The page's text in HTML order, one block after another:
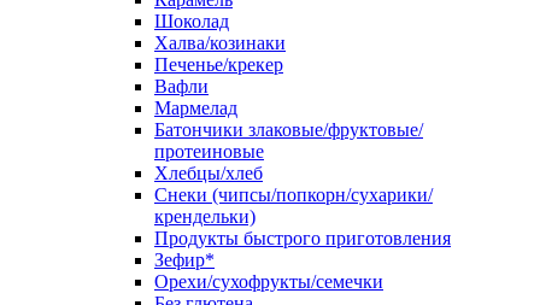
Шоколад
Халва/козинаки
Печенье/крекер
Вафли
Мармелад
Батончики злаковые/фруктовые/
протеиновые
Хлебцы/хлеб
Снеки (чипсы/попкорн/сухарики/
крендельки)
Продукты быстрого приготовления
Зефир*
Орехи/сухофрукты/семечки